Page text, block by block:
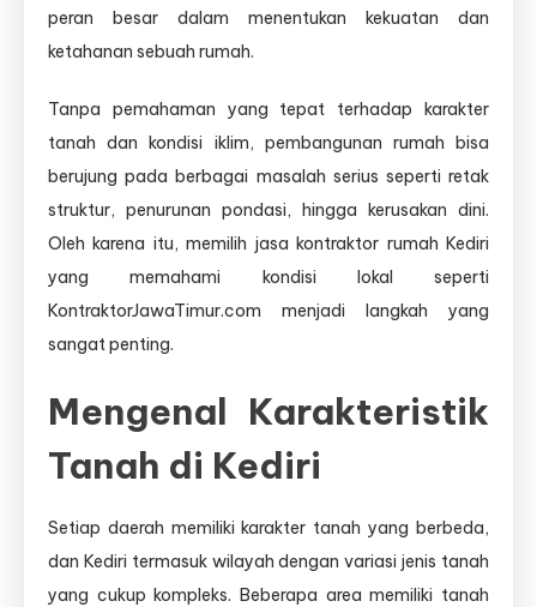
struktur
peran besar dalam menentukan kekuatan dan
ketahanan sebuah rumah.
Tanpa pemahaman yang tepat terhadap karakter
tanah dan kondisi iklim, pembangunan rumah bisa
berujung pada berbagai masalah serius seperti retak
struktur, penurunan pondasi, hingga kerusakan dini.
Oleh karena itu, memilih jasa kontraktor rumah Kediri
yang memahami kondisi lokal seperti
KontraktorJawaTimur.com menjadi langkah yang
sangat penting.
Mengenal Karakteristik
Tanah di Kediri
Setiap daerah memiliki karakter tanah yang berbeda,
dan Kediri termasuk wilayah dengan variasi jenis tanah
yang cukup kompleks. Beberapa area memiliki tanah